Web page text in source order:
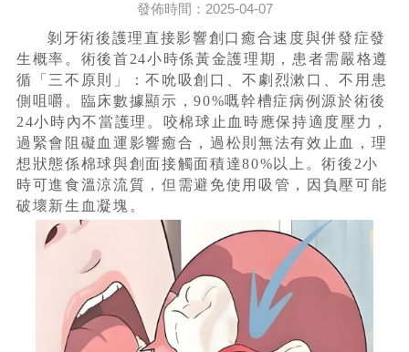
發佈時間：2025-04-07
剝牙術後護理直接影響創口癒合速度與併發症發
生概率。術後首24小時係黃金護理期，患者需嚴格遵
循「三不原則」：不吮吸創口、不劇烈漱口、不用患
側咀嚼。臨床數據顯示，90%嘅幹槽症病例源於術後
24小時內不當護理。咬棉球止血時應保持適度壓力，
過緊會阻礙血運影響癒合，過松則無法有效止血，理
想狀態係棉球與創面接觸面積達80%以上。術後2小
時可進食溫涼流質，但需避免使用吸管，因負壓可能
破壞新生血凝塊。